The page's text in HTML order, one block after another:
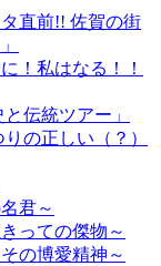
直前!! 佐賀の街
！私はなる！！
伝統ツアー」
の正しい（？）
君～
っての傑物～
の博愛精神～